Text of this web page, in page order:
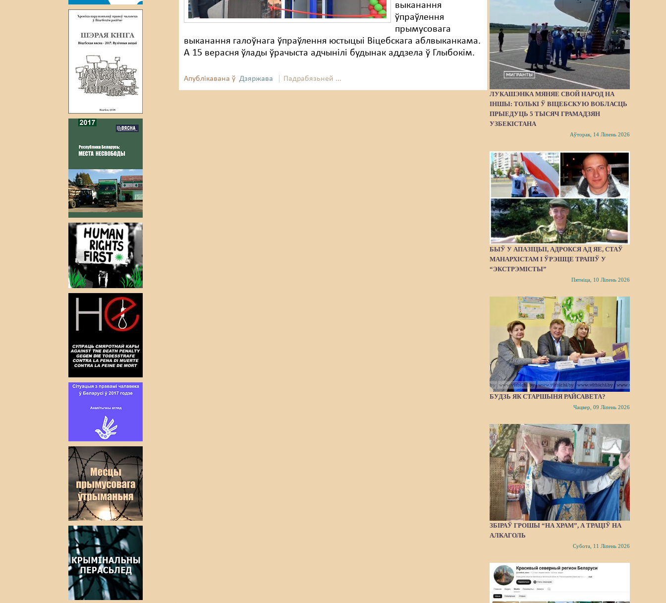
выканання
ўпраўлення
прымусовага
выканання галоўнага ўпраўлення юстыцыі Віцебскага аблвыканкама.
А 15 верасня ўлады ўрачыста адчынілі будынак аддзела ў Глыбокім.
Апублікавана ў Дзяржава Падрабязьней ...
ЛУКАШЭНКА МЯНЯЕ СВОЙ НАРОД НА
ІНШЫ: ТОЛЬКІ Ў ВІЦЕБСКУЮ ВОБЛАСЦЬ
ПРЫЕДУЦЬ 5 ТЫСЯЧ ГРАМАДЗЯН
УЗБЕКІСТАНА
Аўторак, 14 Ліпень 2026
БЫЎ У АПАЗІЦЫІ, АДРОКСЯ АД ЯЕ, СТАЎ
МАНАРХІСТАМ І ЎРЭШЦЕ ТРАПІЎ У
“ЭКСТРЭМІСТЫ”
Пятніца, 10 Ліпень 2026
БУДЗЬ ЯК СТАРШЫНЯ РАЙСАВЕТА?
Чацвер, 09 Ліпень 2026
ЗБІРАЎ ГРОШЫ “НА ХРАМ”, А ТРАЦІЎ НА
АЛКАГОЛЬ
Субота, 11 Ліпень 2026